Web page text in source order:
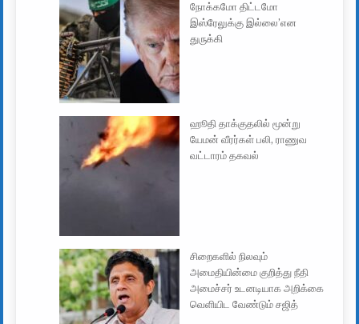
நோக்கமோ திட்டமோ
இஸ்ரேலுக்கு இல்லை’என
துருக்கி
ஹூதி தாக்குதலில் மூன்று
யேமன் வீரர்கள் பலி, ராணுவ
வட்டாரம் தகவல்
சிறைகளில் நிலவும்
அமைதியின்மை குறித்து நீதி
அமைச்சர் உடனடியாக அறிக்கை
வெளியிட வேண்டும் சஜித்